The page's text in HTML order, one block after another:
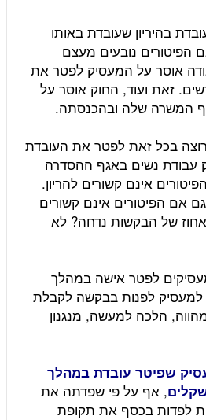
בהיריון שעובדת באותו
הפיטורים נובעים מעצם
אוסר על המעסיק לפטר את
זאת ועוד, החוק אוסר על
המשרה שלה ובהכנסתה.
בכל זאת לפטר את העובדת
עבודת נשים באגף ההסדרה
אינם קשורים להריון.
אם הפיטורים אינם קשורים
אחוז של הבקשות נדחה? לא
לפטר אישה במהלך
למעסיק לפנות בבקשה לקבלת
הלכה למעשה, מנגנון
שפיטר עובדת במהלך
, אף על פי שפדתה את
לפדות בכסף את תקופת